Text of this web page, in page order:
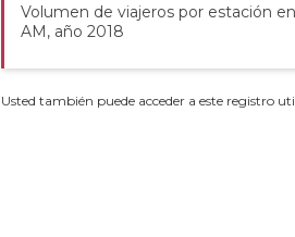
Volumen de viajeros por estación
AM, año 2018
Usted también puede acceder a este registro